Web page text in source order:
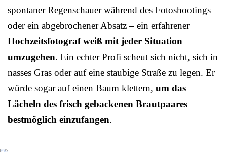
spontaner Regenschauer während des Fotoshootings
oder ein abgebrochener Absatz – ein erfahrener
Hochzeitsfotograf weiß mit jeder Situation
umzugehen. Ein echter Profi scheut sich nicht, sich in
nasses Gras oder auf eine staubige Straße zu legen. Er
würde sogar auf einen Baum klettern, um das
Lächeln des frisch gebackenen Brautpaares
bestmöglich einzufangen.